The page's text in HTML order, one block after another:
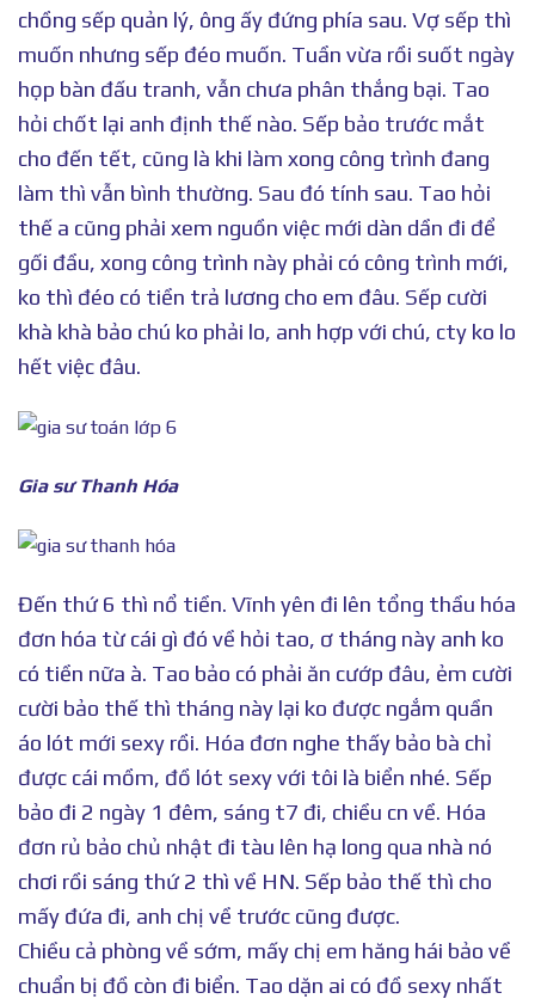
chồng sếp quản lý, ông ấy đứng phía sau. Vợ sếp thì
muốn nhưng sếp đéo muốn. Tuần vừa rồi suốt ngày
họp bàn đấu tranh, vẫn chưa phân thắng bại. Tao
hỏi chốt lại anh định thế nào. Sếp bảo trước mắt
cho đến tết, cũng là khi làm xong công trình đang
làm thì vẫn bình thường. Sau đó tính sau. Tao hỏi
thế a cũng phải xem nguồn việc mới dàn dần đi để
gối đầu, xong công trình này phải có công trình mới,
ko thì đéo có tiền trả lương cho em đâu. Sếp cười
khà khà bảo chú ko phải lo, anh hợp với chú, cty ko lo
hết việc đâu.
Gia sư Thanh Hóa
Đến thứ 6 thì nổ tiền. Vĩnh yên đi lên tổng thầu hóa
đơn hóa từ cái gì đó về hỏi tao, ơ tháng này anh ko
có tiền nữa à. Tao bảo có phải ăn cướp đâu, ẻm cười
cười bảo thế thì tháng này lại ko được ngắm quần
áo lót mới sexy rồi. Hóa đơn nghe thấy bảo bà chỉ
được cái mồm, đồ lót sexy với tôi là biển nhé. Sếp
bảo đi 2 ngày 1 đêm, sáng t7 đi, chiều cn về. Hóa
đơn rủ bảo chủ nhật đi tàu lên hạ long qua nhà nó
chơi rồi sáng thứ 2 thì về HN. Sếp bảo thế thì cho
mấy đứa đi, anh chị về trước cũng được.
Chiều cả phòng về sớm, mấy chị em hăng hái bảo về
chuẩn bị đồ còn đi biển. Tao dặn ai có đồ sexy nhất